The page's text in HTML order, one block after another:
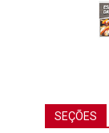
SEÇÕES